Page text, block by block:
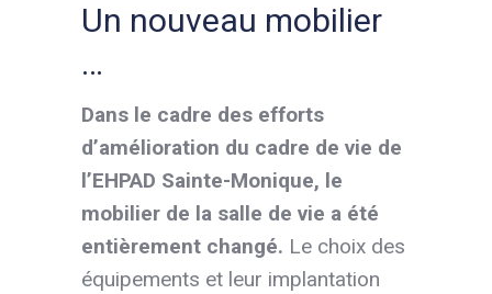
Un nouveau mobilier
…
Dans le cadre des efforts
d’amélioration du cadre de vie de
l’EHPAD Sainte-Monique, le
mobilier de la salle de vie a été
entièrement changé. Le choix des
équipements et leur implantation